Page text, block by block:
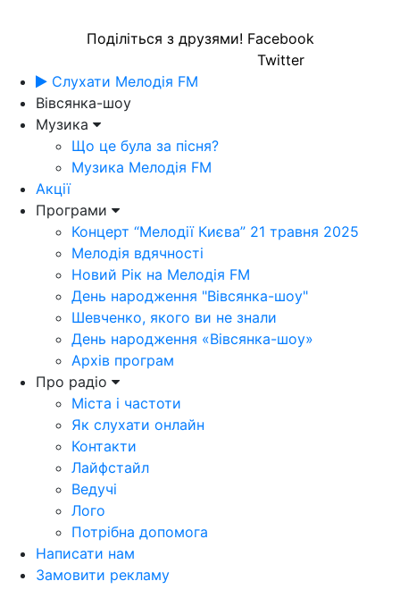
Поділіться з друзями! Facebook
Twitter
Слухати Мелодія FM
Вівсянка-шоу
Музика
Що це була за пісня?
Музика Мелодія FM
Акції
Програми
Концерт “Мелодії Києва” 21 травня 2025
Мелодія вдячності
Новий Рік на Мелодія FM
День народження "Вівсянка-шоу"
Шевченко, якого ви не знали
День народження «Вівсянка-шоу»
Архів програм
Про радіо
Міста і частоти
Як слухати онлайн
Контакти
Лайфстайл
Ведучі
Лого
Потрібна допомога
Написати нам
Замовити рекламу